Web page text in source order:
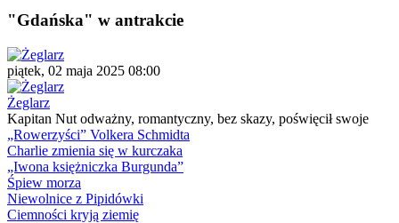
"Gdańska" w antrakcie
piątek, 02 maja 2025 08:00
Żeglarz
Kapitan Nut odważny, romantyczny, bez skazy, poświęcił swoje
„Rowerzyści” Volkera Schmidta
Charlie zmienia się w kurczaka
„Iwona księżniczka Burgunda”
Śpiew morza
Niewolnice z Pipidówki
Ciemności kryją ziemię